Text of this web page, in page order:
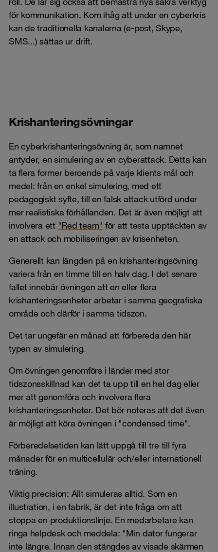
för kommunikation. Kom ihåg att under en cyberkris
kan de traditionella kanalerna (e-post, Skype,
SMS...) sättas ur drift.
Krishanteringsövningar
En cyberkrishanteringsövning är, som namnet
antyder, en simulering av en cyberattack. Detta kan
ta flera former beroende på varje klients mål och
medel: från en enkel simulering, med ett
pedagogiskt syfte, till en falsk attack utförd under
mer realistiska förhållanden. Det är även möjligt att
involvera ett "Red team" för att testa upptäckten av
en attack och mobiliseringen av krisenheten.
Generellt kan längden på en krishanteringsövning
variera från en timme till en halv dag. I det senare
fallet innebär övningen att en eller flera
krishanteringsenheter arbetar i samma geografiska
område och därför i samma tidszon.
Det tar ungefär en månad att förbereda den här
typen av simulering.
Om övningen genomförs i länder med stor
tidszonsskillnad kan det ta upp till en hel dag eller
mer att genomföra och involvera flera
krishanteringsenheter. Det bör noteras att det även
är möjligt att köra övningen i "condensed time".
Förberedelsetiden kan lätt uppgå till tre till fyra
månader för en multicellulär och/eller internationell
träning.
Viktig precision: Allt simuleras alltid. Som en
illustration, i en fabrik, är det inte fråga om att
stoppa en produktionslinje. En medarbetare kan
ringa helpdesk och meddela: "Min dator fungerar
inte längre. Innan den stängdes av visade skärmen